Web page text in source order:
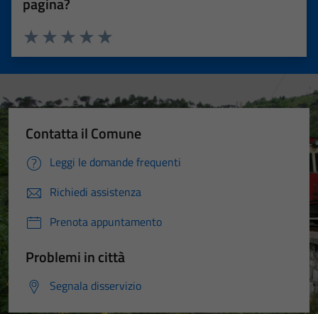
Valuta 5 stelle su 5
Valuta 4 stelle su 5
Valuta 3 stelle su 5
Valuta 2 stelle su 5
Valuta 1 stelle su 5
Contatta il Comune
Leggi le domande frequenti
Richiedi assistenza
Prenota appuntamento
Problemi in città
Segnala disservizio